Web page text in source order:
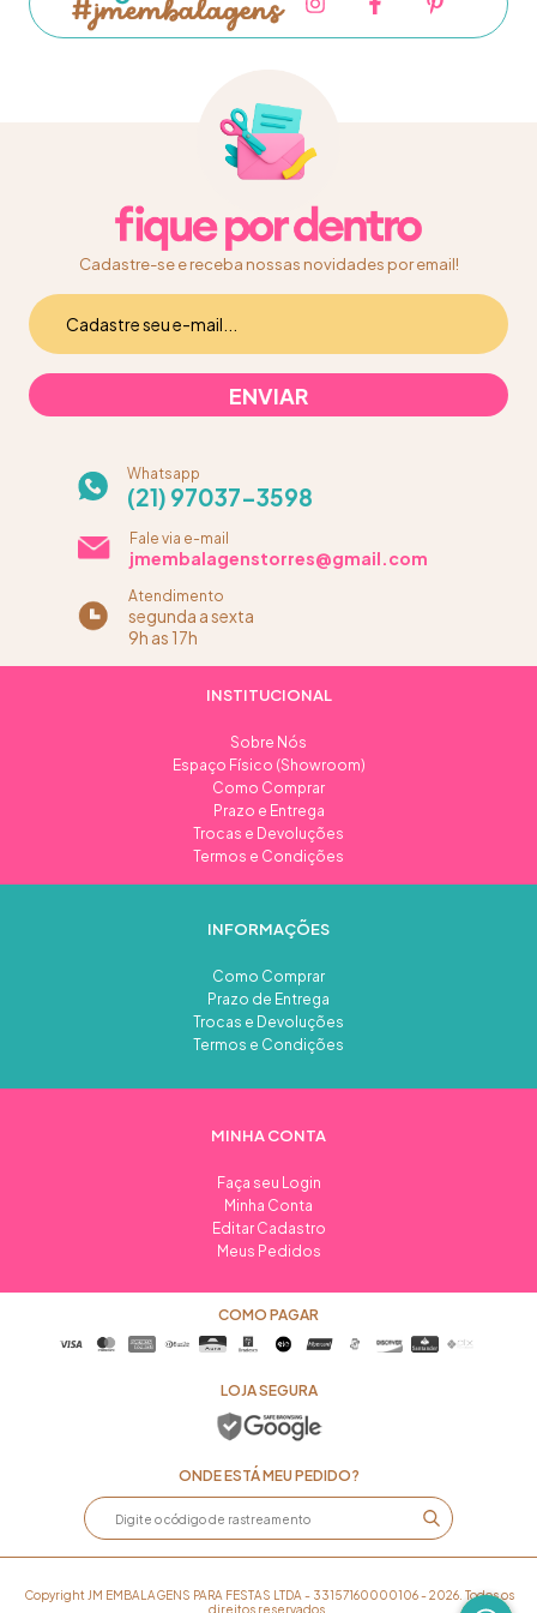
Cadastre-se e receba nossas novidades por email!
Whatsapp
(21) 97037-3598
Fale via e-mail
jmembalagenstorres@gmail.com
Atendimento
segunda a sexta
9h as 17h
INSTITUCIONAL
Sobre Nós
Espaço Físico (Showroom)
Como Comprar
Prazo e Entrega
Trocas e Devoluções
Termos e Condições
INFORMAÇÕES
Como Comprar
Prazo de Entrega
Trocas e Devoluções
Termos e Condições
MINHA CONTA
Faça seu Login
Minha Conta
Editar Cadastro
Meus Pedidos
COMO PAGAR
LOJA SEGURA
ONDE ESTÁ MEU PEDIDO?
Copyright JM EMBALAGENS PARA FESTAS LTDA - 33157160000106 - 2026. Todos os
direitos reservados.